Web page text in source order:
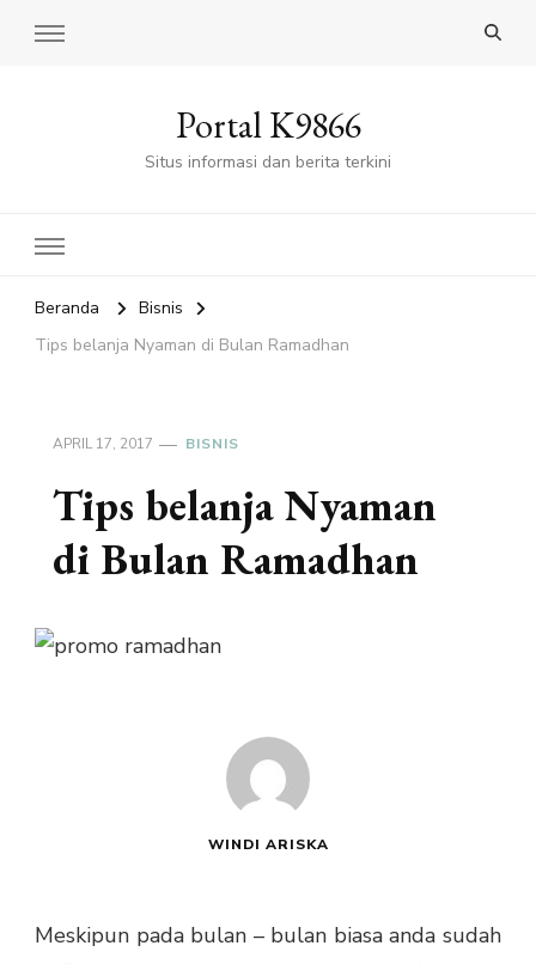
Portal K9866
Situs informasi dan berita terkini
Beranda
Bisnis
Tips belanja Nyaman di Bulan Ramadhan
APRIL 17, 2017 BISNIS
Tips belanja Nyaman
di Bulan Ramadhan
WINDI ARISKA
Meskipun pada bulan – bulan biasa anda sudah